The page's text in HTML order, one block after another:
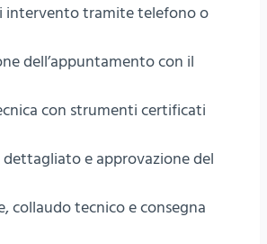
intervento tramite telefono o
dell’appuntamento con il
con strumenti certificati
e approvazione del
collaudo tecnico e consegna